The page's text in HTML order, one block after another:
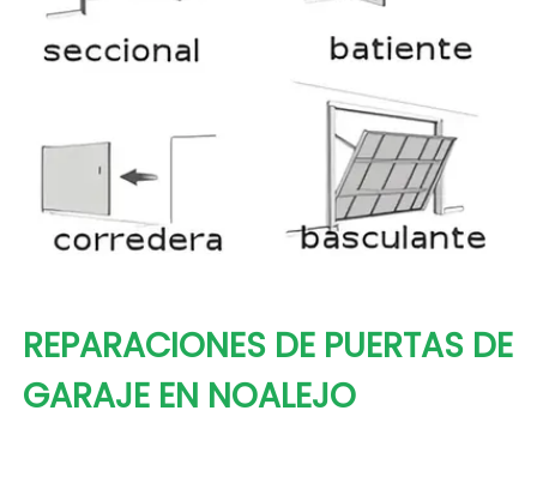
REPARACIONES DE PUERTAS DE
GARAJE EN NOALEJO